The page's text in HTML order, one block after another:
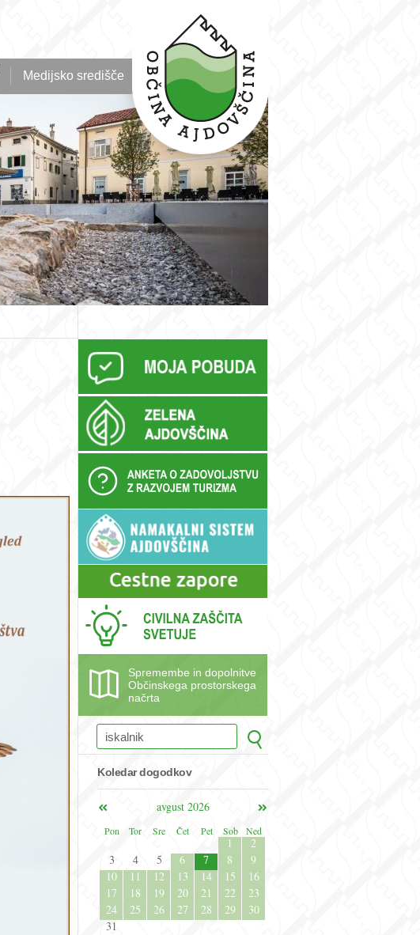
Medijsko središče
Spremembe in dopolnitve
Občinskega prostorskega
načrta
Koledar dogodkov
avgust 2026
Pon
Tor Sre Čet Pet Sob Ned
1
2
3
4 5 6 7 8
9
10
11 12 13 14 15
16
17
18 19 20 21 22
23
24
25 26 27 28 29
30
31